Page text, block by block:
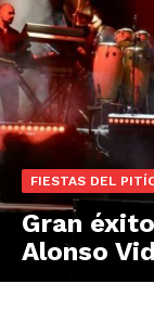
FIESTAS DEL
Gran
Alonso